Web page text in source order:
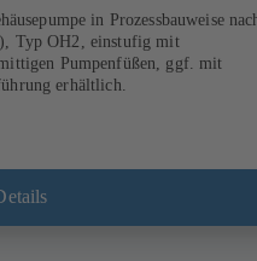
in Prozessbauweise
Typ OH2, einstufig mit
Pumpenfüßen, ggf. mit
erhältlich.